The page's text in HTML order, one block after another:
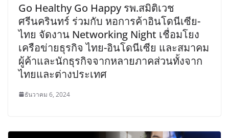
Go Healthy Go Happy รพ.สมิติเวช
ศรีนครินทร์ ร่วมกับ หอการค้าอินโดนีเซีย-
ไทย จัดงาน Networking Night เชื่อมโยง
เครือข่ายธุรกิจ ไทย-อินโดนีเซีย และสมาคม
ผู้ค้าและนักธุรกิจจากหลายภาคส่วนทั้งจาก
ไทยและต่างประเทศ
ธันวาคม 6, 2024